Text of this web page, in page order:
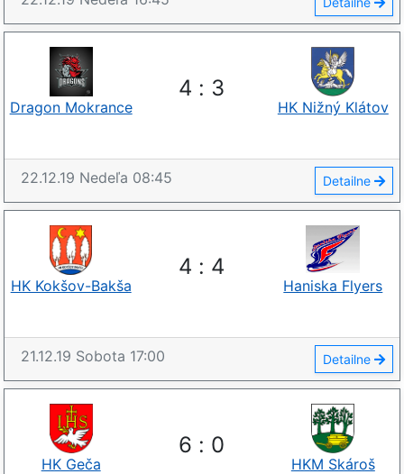
4 : 3
Dragon Mokrance HK Nižný Klátov
22.12.19 Nedeľa 08:45 Detailne
4 : 4
HK Kokšov-Bakša Haniska Flyers
21.12.19 Sobota 17:00 Detailne
6 : 0
HK Geča HKM Skároš